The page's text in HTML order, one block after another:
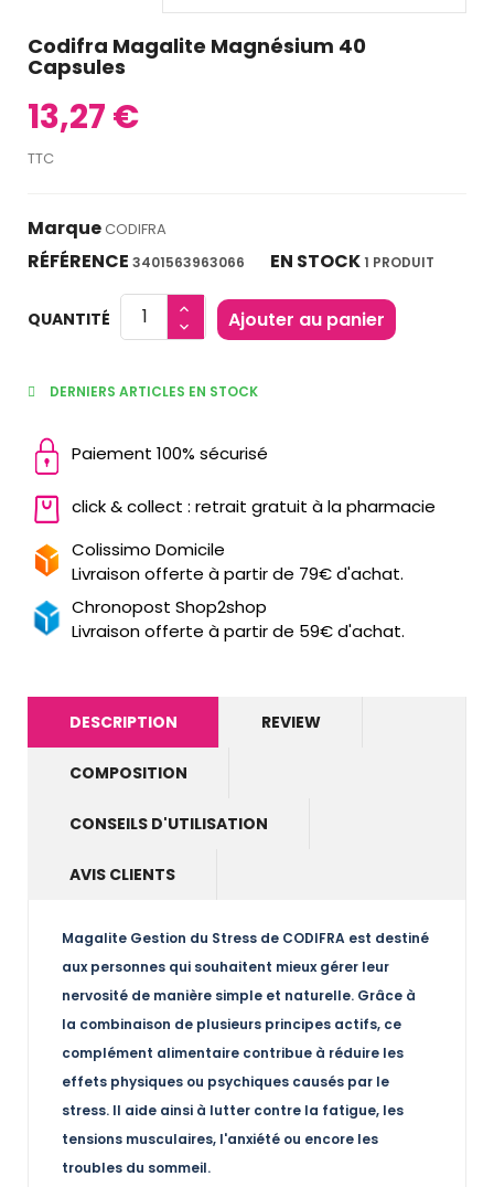
Codifra Magalite Magnésium 40
Capsules
13,27 €
TTC
MarqueCODIFRA
RÉFÉRENCE 3401563963066 EN STOCK1 PRODUIT
QUANTITÉ Ajouter au panier
DERNIERS ARTICLES EN STOCK
Paiement 100% sécurisé
click & collect : retrait gratuit à la pharmacie
Colissimo Domicile
Livraison offerte à partir de 79€ d'achat.
Chronopost Shop2shop
Livraison offerte à partir de 59€ d'achat.
DESCRIPTION REVIEW
COMPOSITION
CONSEILS D'UTILISATION
AVIS CLIENTS
Magalite Gestion du Stress de CODIFRA est destiné
aux personnes qui souhaitent mieux gérer leur
nervosité de manière simple et naturelle. Grâce à
la combinaison de plusieurs principes actifs, ce
complément alimentaire contribue à réduire les
effets physiques ou psychiques causés par le
stress. Il aide ainsi à lutter contre la fatigue, les
tensions musculaires, l'anxiété ou encore les
troubles du sommeil.